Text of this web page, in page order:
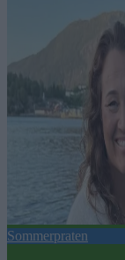
Sommerpraten